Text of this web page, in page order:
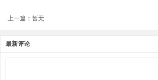
上一篇：暂无
最新评论